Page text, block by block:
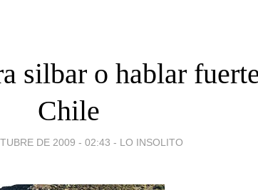
silbar o hablar
Chile
DE 2009 - 02:43 - LO INSOLITO